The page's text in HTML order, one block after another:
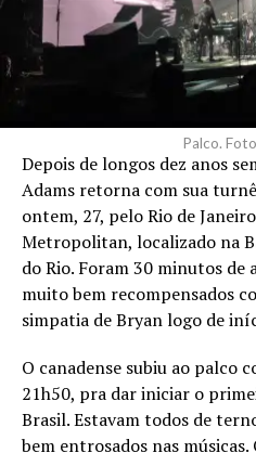
Palco.
Depois de longos dez anos
Adams retorna com sua turnê
ontem, 27, pelo Rio de
Metropolitan, localizado na
do Rio. Foram 30 minutos de
muito bem recompensados
simpatia de Bryan logo de
O canadense subiu ao palco
21h50, pra dar iniciar o
Brasil. Estavam todos de
bem entrosados nas